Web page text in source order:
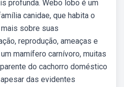
profunda. Webo lobo é um
canidae, que habita o
sobre suas
reprodução, ameaças e
mamífero carnívoro, muitas
do cachorro doméstico
das evidentes